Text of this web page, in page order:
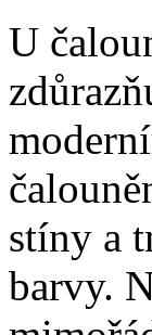
U
stíny a
barvy.